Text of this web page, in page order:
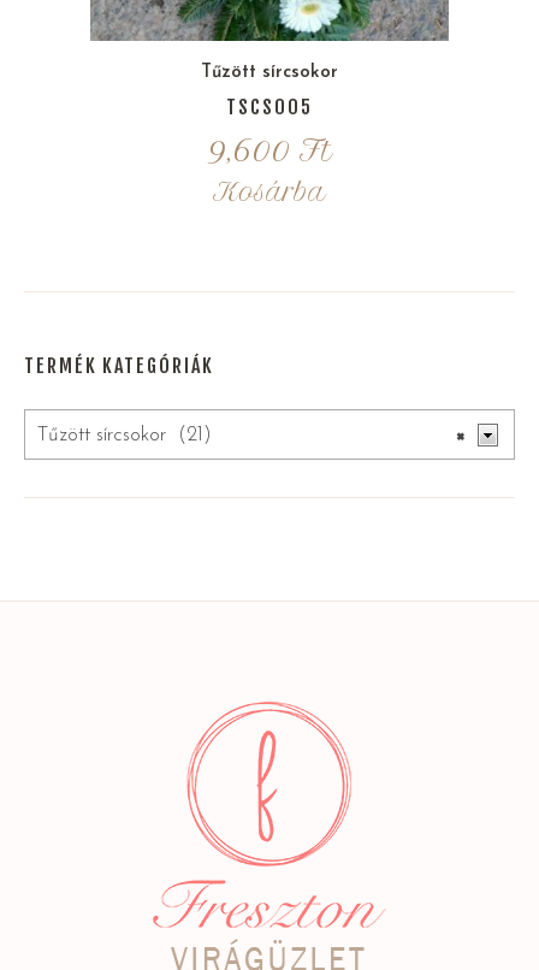
Tűzött sírcsokor
TSCS005
9,600 Ft
Kosárba
TERMÉK KATEGÓRIÁK
×
Tűzött sírcsokor (21)